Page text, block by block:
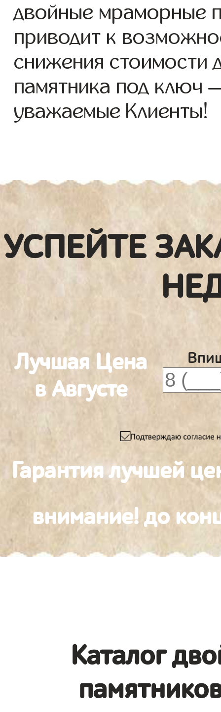
двойные мраморные
приводит к
снижения стоимости
памятника под
уважаемые Клиенты!
УСПЕЙТЕ
Лучшая Цена
в Августе
Гарантия лучшей
внимание! до
Каталог